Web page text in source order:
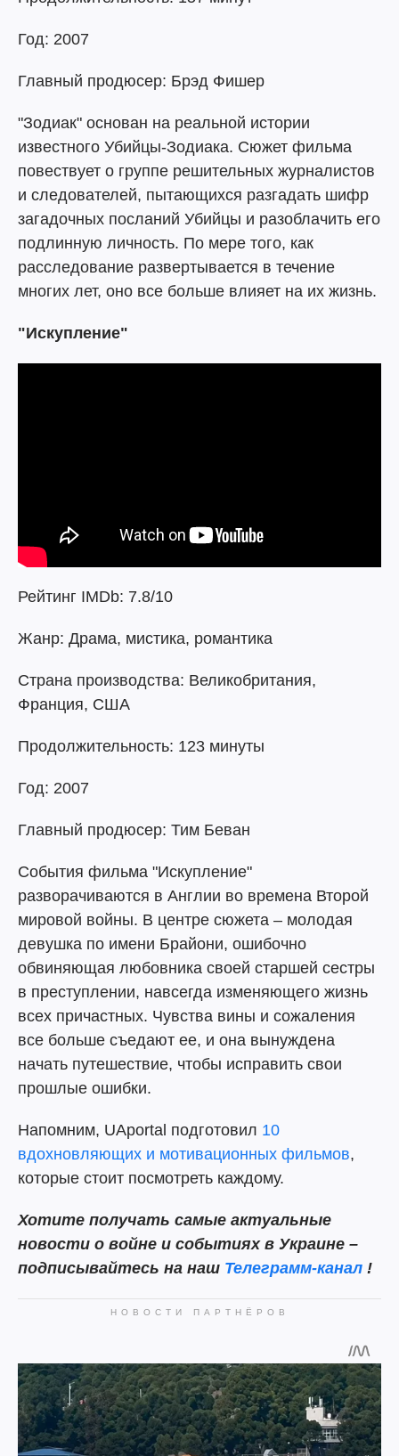
Год: 2007
Главный продюсер: Брэд Фишер
"Зодиак" основан на реальной истории
известного Убийцы-Зодиака. Сюжет фильма
повествует о группе решительных журналистов
и следователей, пытающихся разгадать шифр
загадочных посланий Убийцы и разоблачить его
подлинную личность. По мере того, как
расследование развертывается в течение
многих лет, оно все больше влияет на их жизнь.
"Искупление"
Рейтинг IMDb: 7.8/10
Жанр: Драма, мистика, романтика
Страна производства: Великобритания,
Франция, США
Продолжительность: 123 минуты
Год: 2007
Главный продюсер: Тим Беван
События фильма "Искупление"
разворачиваются в Англии во времена Второй
мировой войны. В центре сюжета – молодая
девушка по имени Брайони, ошибочно
обвиняющая любовника своей старшей сестры
в преступлении, навсегда изменяющего жизнь
всех причастных. Чувства вины и сожаления
все больше съедают ее, и она вынуждена
начать путешествие, чтобы исправить свои
прошлые ошибки.
Напомним, UAportal подготовил 10
вдохновляющих и мотивационных фильмов,
которые стоит посмотреть каждому.
Хотите получать самые актуальные
новости о войне и событиях в Украине –
подписывайтесь на наш Телеграмм-канал !